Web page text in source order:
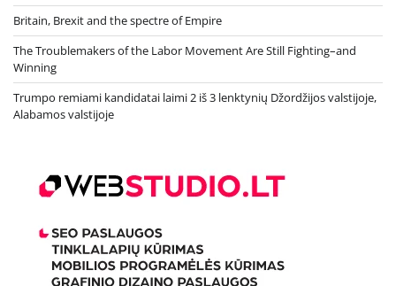
Britain, Brexit and the spectre of Empire
The Troublemakers of the Labor Movement Are Still Fighting–and
Winning
Trumpo remiami kandidatai laimi 2 iš 3 lenktynių Džordžijos valstijoje,
Alabamos valstijoje